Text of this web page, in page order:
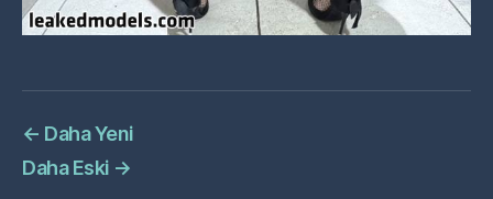
← Daha Yeni
Daha Eski →